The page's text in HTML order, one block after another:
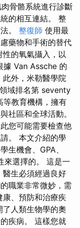
骨骼系統進行診斷
的相互連結。 整
。 整復師 使用最
藥物和手術的替代
的氧氣攝入，以
據 Van Assche 的
外，米勒醫學院
域排名第 seventy
教育機構，擁有
社區和全球活動。
您可能需要檢查他
。 本文介紹的學
生機會、GPA、
來選擇的。 這是一
生必須經過良好
職業非常微妙，需
、預防和治療疾
人類生物學的奧
疾病。 這樣您就